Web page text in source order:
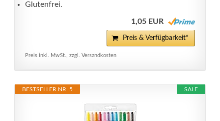
Glutenfrei.
1,05 EUR
Preis & Verfügbarkeit*
Preis inkl. MwSt., zzgl. Versandkosten
SALE
BESTSELLER NR. 5